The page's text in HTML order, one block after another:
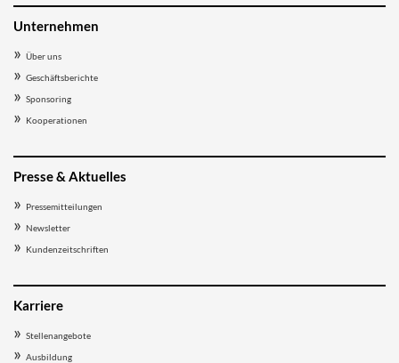
Unternehmen
Über uns
Geschäftsberichte
Sponsoring
Kooperationen
Presse & Aktuelles
Pressemitteilungen
Newsletter
Kundenzeitschriften
Karriere
Stellenangebote
Ausbildung